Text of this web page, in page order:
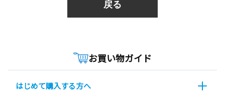
戻る
お買い物ガイド
はじめて購入する方へ